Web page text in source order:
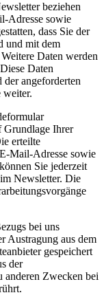
beziehen
Adresse sowie
dass Sie der
und mit dem
Daten werden
Daten
angeforderten
weiter.
Grundlage Ihrer
erteilte
Mail-Adresse sowie
Sie jederzeit
Newsletter. Die
bei uns
Austragung aus dem
gespeichert
der
anderen Zwecken bei